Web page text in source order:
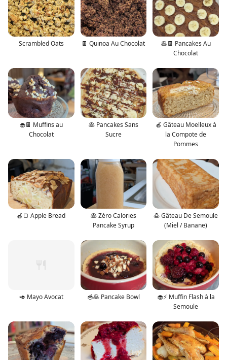
Scrambled Oats 🍫 Quinoa Au Chocolat
🥞🍫 Pancakes Au
Chocolat
🧁🍫 Muffins au
Chocolat
🥞 Pancakes Sans
Sucre
🍎 Gâteau Moelleux à
la Compote de
Pommes
🍎🍞 Apple Bread
🥞 Zéro Calories
Pancake Syrup
🍮 Gâteau De Semoule
(Miel / Banane)
🥑 Mayo Avocat 🥣🥞 Pancake Bowl
🧁⚡ Muffin Flash à la
Semoule